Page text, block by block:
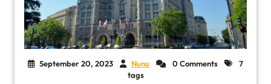
September 20, 2023 Nunu 0 Comments
7
tags